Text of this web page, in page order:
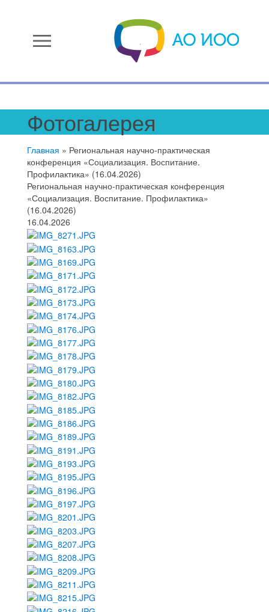
menu
Фотогалерея
Главная » Региональная научно-практическая
конференция «Социализация. Воспитание.
Профилактика» (16.04.2026)
Региональная научно-практическая конференция
«Социализация. Воспитание. Профилактика»
(16.04.2026)
16.04.2026